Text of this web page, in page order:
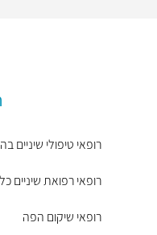
רופאי טיפולי שיניים
רופאי רפואת שיניים
רופאי שיקום הפה